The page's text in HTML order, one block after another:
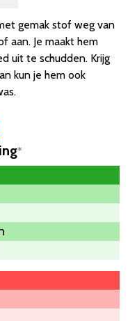
gemak stof weg van
aan. Je maakt hem
uit te schudden. Krijg
kun je hem ook
*